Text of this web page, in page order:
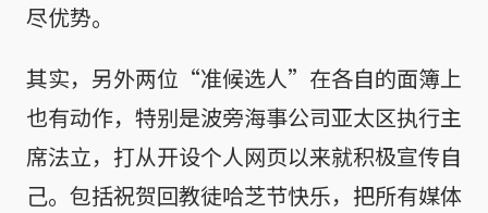
尽优势。
其实，另外两位“准候选人”在各自的面簿上
也有动作，特别是波旁海事公司亚太区执行主
席法立，打从开设个人网页以来就积极宣传自
己。包括祝贺回教徒哈芝节快乐，把所有媒体